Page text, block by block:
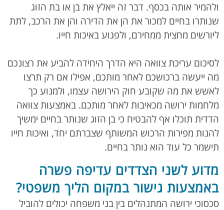
ולהמיר אותה בכסף. דבר זה ייאלץ את בן או בת הזוג
שנותרו בחיים למכור את הן את הדירה והן את הרכב, לתת
ליורשים מחצית ממחירם, ולפגוע באיכות חייו.
לסיכום עריכת צוואה היא הדרך היחידה להביע את רצונכם
מה ייעשה ברכושכם לאחר מותכם, אפילו אם רק תרצו
לאשש את מה שקובע חוק הירושה עצמו, ולמנוע כך
מלחמות ירושה מכאיבות לאחר מותכם. באמצעות צוואה
הדדית תוכלו אף להבטיח כי בן הזוג שנותר בחיים ימשיך
להנות מפירות הרכוש המשותף שצברתם יחד, ואיכות חייו
תישמר כל עוד הוא נותר בחיים.
מדוע לשני הצדדים עדיפה פשרה
באמצעות גישור במקום הליך משפטי?
סכסוכי ירושה המתנהלים בין בני משפחה יכולים להוביל